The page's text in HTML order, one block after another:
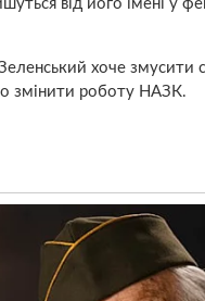
від його імені у
хоче змусити
змінити роботу НАЗК.